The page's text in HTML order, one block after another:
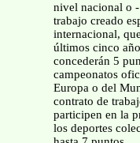
nivel nacional o
trabajo creado
internacional,
últimos cinco
concederán 5
campeonatos
Europa o del
contrato de
participen en la
los deportes